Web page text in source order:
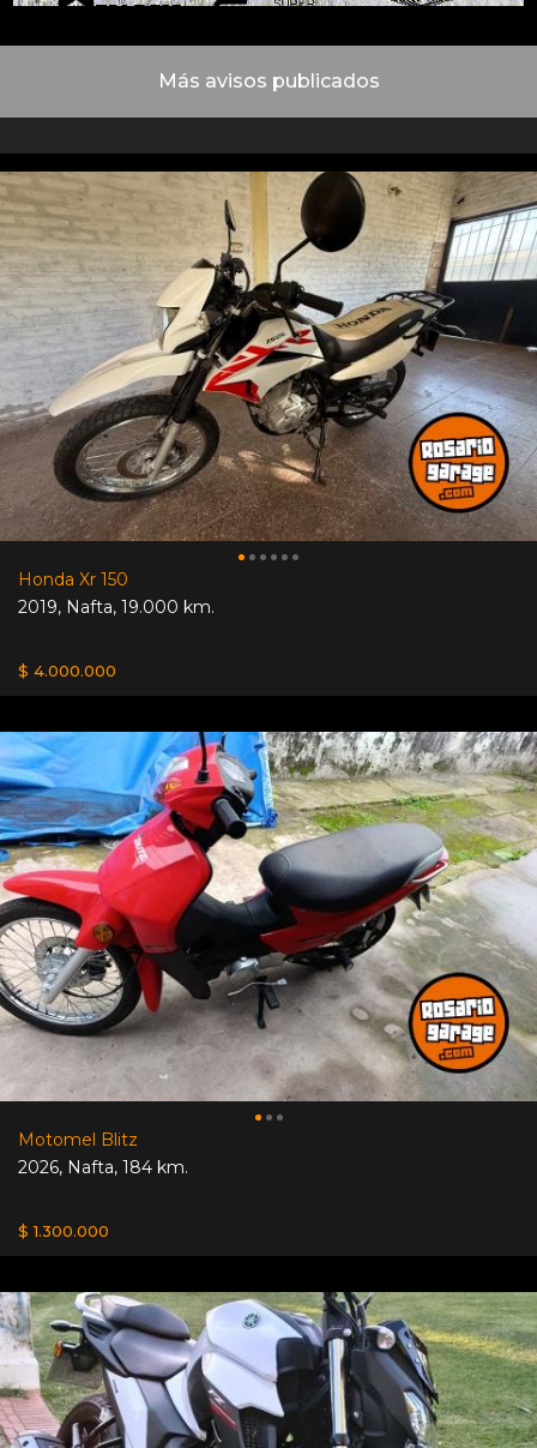
Más avisos publicados
Honda Xr 150
2019, Nafta, 19.000 km.
$ 4.000.000
Motomel Blitz
2026, Nafta, 184 km.
$ 1.300.000